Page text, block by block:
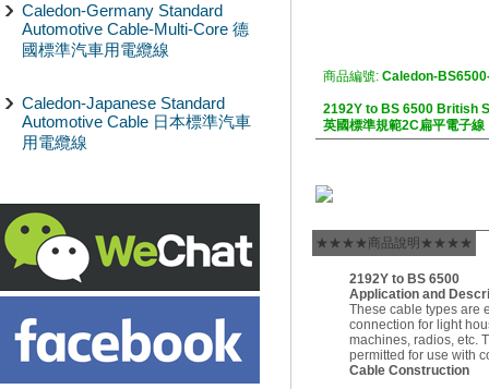
Caledon-Germany Standard
Automotive Cable-Multi-Core 德
國標準汽車用電纜線
Caledon-Japanese Standard
Automotive Cable 日本標準汽車
用電纜線
商品編號: Caledon-
2192Y to BS 6500 British
英國標準規範2C扁平電子線
★★★★商品說明★★★★
2192Y to BS 6500
Application and
These cable types are
connection for light
machines, radios, etc.
permitted for use with
Cable Construction